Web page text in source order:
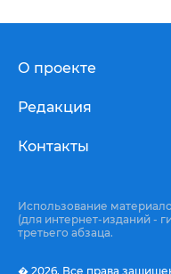
О проекте
Редакция
Контакты
Использование
(для интернет-изданий -
третьего абзаца.
� 2026, Все права